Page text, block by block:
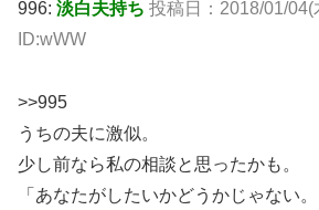
996: 淡白夫持ち 投稿日：2018/01/04(
ID:wWW
>>995
うちの夫に激似。
少し前なら私の相談と思ったかも。
「あなたがしたいかどうかじゃない。